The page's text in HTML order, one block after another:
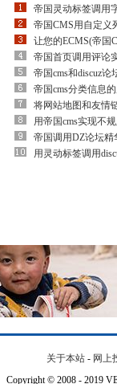
帝国灵动标签调用
帝国CMS用自定义
让您的ECMS(帝国
帝国首页调用评论
帝国cms和discuz
帝国cms分类信息
将网站地图和友情
用帝国cms实现不
帝国调用DZ论坛精
用灵动标签调用
关于本站 - 网上
Copyright © 2008 - 2019